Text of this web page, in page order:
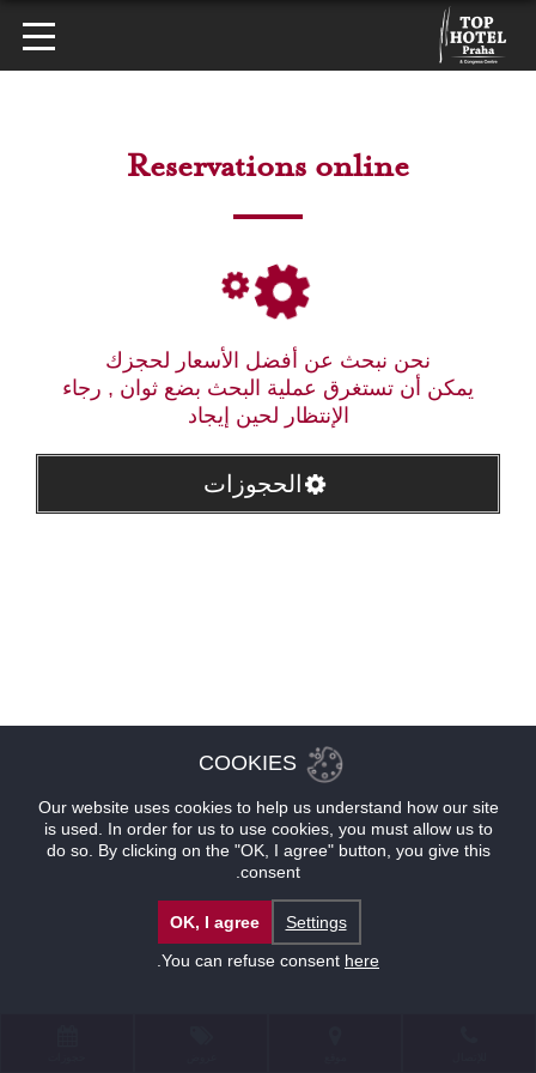
Reservations online
نحن نبحث عن أفضل الأسعار لحجزك
يمكن أن تستغرق عملية البحث بضع ثوان , رجاء
الإنتظار لحين إيجاد
الحجوزات
COOKIES
Our website uses cookies to help us understand how our site
is used. In order for us to use cookies, you must allow us to
do so. By clicking on the "OK, I agree" button, you give this
consent.
Settings
OK, I agree
You can refuse consent here
.